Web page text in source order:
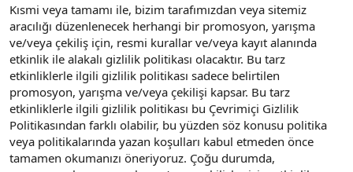
Kısmi veya tamamı ile, bizim tarafımızdan veya sitemiz
aracılığı düzenlenecek herhangi bir promosyon, yarışma
ve/veya çekiliş için, resmi kurallar ve/veya kayıt alanında
etkinlik ile alakalı gizlilik politikası olacaktır. Bu tarz
etkinliklerle ilgili gizlilik politikası sadece belirtilen
promosyon, yarışma ve/veya çekilişi kapsar. Bu tarz
etkinliklerle ilgili gizlilik politikası bu Çevrimiçi Gizlilik
Politikasından farklı olabilir, bu yüzden söz konusu politika
veya politikalarında yazan koşulları kabul etmeden önce
tamamen okumanızı öneriyoruz. Çoğu durumda,